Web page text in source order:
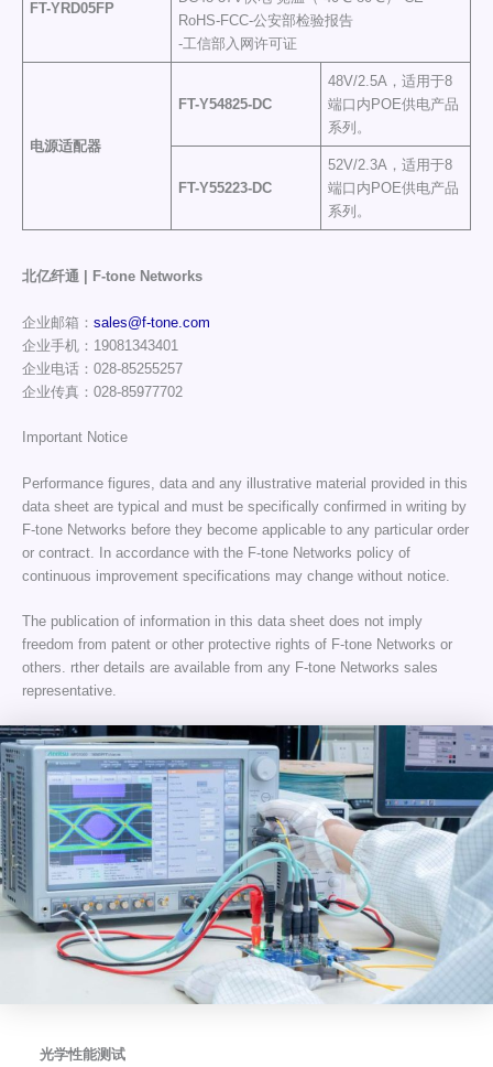
FT-YRD05FP
RoHS-FCC-公安部检验报告
-工信部入网许可证
电源适配器
FT-Y54825-DC
48V/2.5A，适用于8
端口内POE供电产品
系列。
FT-Y55223-DC
52V/2.3A，适用于8
端口内POE供电产品
系列。
北亿纤通 | F-tone Networks
企业邮箱： sales@f-tone.com
企业手机：19081343401
企业电话：028-85255257
企业传真：028-85977702
Important Notice
Performance figures, data and any illustrative material provided in this
data sheet are typical and must be specifically confirmed in writing by
F-tone Networks before they become applicable to any particular order
or contract. In accordance with the F-tone Networks policy of
continuous improvement specifications may change without notice.
The publication of information in this data sheet does not imply
freedom from patent or other protective rights of F-tone Networks or
others. rther details are available from any F-tone Networks sales
representative.
光学性能测试